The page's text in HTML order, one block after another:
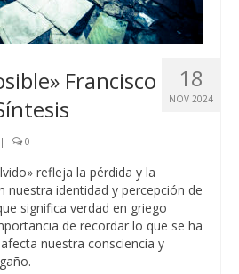
18
NOV 2024
Francisco
| 0
refleja la pérdida y la
nuestra identidad y percepción de
significa verdad en griego
de recordar lo que se ha
nuestra consciencia y